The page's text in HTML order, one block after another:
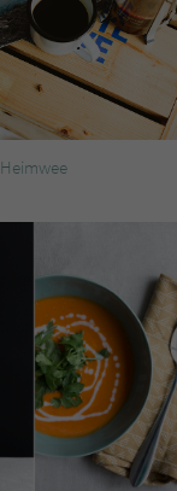
Heimwee